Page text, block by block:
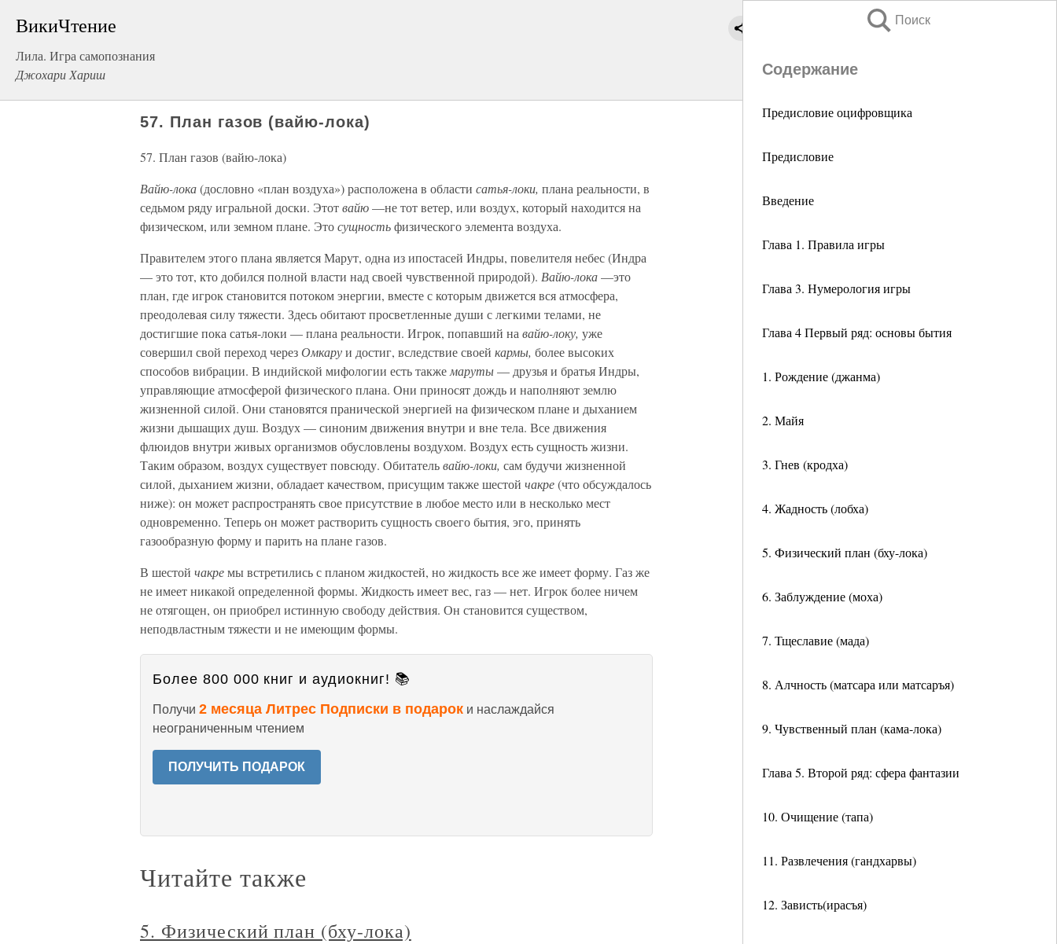
ВикиЧтение
Лила. Игра самопознания
Джохари Хариш
Поиск
Содержание
Предисловие оцифровщика
Предисловие
Введение
Глава 1. Правила игры
Глава 3. Нумерология игры
Глава 4 Первый ряд: основы бытия
1. Рождение (джанма)
2. Майя
3. Гнев (кродха)
4. Жадность (лобха)
5. Физический план (бху-лока)
6. Заблуждение (моха)
7. Тщеславие (мада)
8. Алчность (матсара или матсаръя)
9. Чувственный план (кама-лока)
Глава 5. Второй ряд: сфера фантазии
10. Очищение (тапа)
11. Развлечения (гандхарвы)
12. Зависть(ирасъя)
57. План газов (вайю-лока)
57. План газов (вайю-лока)
Вайю-лока(дословно «план воздуха») расположена в области сатья-локи, плана реальности, в
седьмом ряду игральной доски. Этотвайю—не тот ветер, или воздух, который находится на
физическом, или земном плане. Этосущностьфизического элемента воздуха.
Правителем этого плана является Марут, одна из ипостасей Индры, повелителя небес (Индра
— это тот, кто добился полной власти над своей чувственной природой). Вайю-лока—это
план, где игрок становится потоком энергии, вместе с которым движется вся атмосфера,
преодолевая силу тяжести. Здесь обитают просветленные души с легкими телами, не
достигшие пока сатья-локи — плана реальности. Игрок, попавший на вайю-локу, уже
совершил свой переход черезОмкаруи достиг, вследствие своей кармы, более высоких
способов вибрации. В индийской мифологии есть также маруты— друзья и братья Индры,
управляющие атмосферой физического плана. Они приносят дождь и наполняют землю
жизненной силой. Они становятся пранической энергией на физическом плане и дыханием
жизни дышащих душ. Воздух — синоним движения внутри и вне тела. Все движения
флюидов внутри живых организмов обусловлены воздухом. Воздух есть сущность жизни.
Таким образом, воздух существует повсюду. Обитательвайю-локи, сам будучи жизненной
силой, дыханием жизни, обладает качеством, присущим также шестой чакре(что обсуждалось
ниже): он может распространять свое присутствие в любое место или в несколько мест
одновременно. Теперь он может растворить сущность своего бытия, эго, принять
газообразную форму и парить на плане газов.
В шестой чакремы встретились с планом жидкостей, но жидкость все же имеет форму. Газ же
не имеет никакой определенной формы. Жидкость имеет вес, газ — нет. Игрок более ничем
не отягощен, он приобрел истинную свободу действия. Он становится существом,
неподвластным тяжести и не имеющим формы.
Более 800 000 книг и аудиокниг! 📚
Получи 2 месяца Литрес Подписки в подарок и наслаждайся
неограниченным чтением
ПОЛУЧИТЬ ПОДАРОК
Читайте также
5. Физический план (бху-лока)